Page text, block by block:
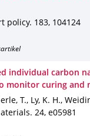
policy. 183, 104124
individual carbon
monitor curing and
T., Ly, K. H.,
. 24, e05981